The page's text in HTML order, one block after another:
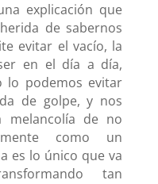
explicación que
de sabernos
evitar el vacío, la
en el día a día,
lo podemos evitar
de golpe, y nos
de no
como un
es lo único que va
tan